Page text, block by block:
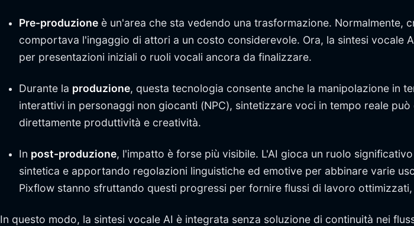
Pre-produzione è un'area che sta vedendo una trasformazione.
comportava l'ingaggio di attori a un costo considerevole. Ora, la sintesi vocale
per presentazioni iniziali o ruoli vocali ancora da finalizzare.
Durante la produzione, questa tecnologia consente anche la manipolazione in
interattivi in personaggi non giocanti (NPC), sintetizzare voci in tempo reale
direttamente produttività e creatività.
In post-produzione, l'impatto è forse più visibile. L'AI gioca un ruolo
sintetica e apportando regolazioni linguistiche ed emotive per abbinare varie
Pixflow stanno sfruttando questi progressi per fornire flussi di lavoro
In questo modo, la sintesi vocale AI è integrata senza soluzione di continuità nei